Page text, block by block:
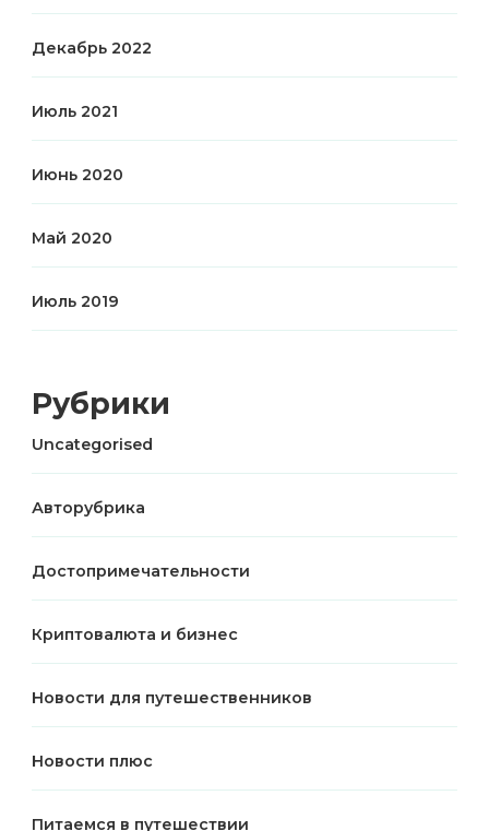
Декабрь 2022
Июль 2021
Июнь 2020
Май 2020
Июль 2019
Рубрики
Uncategorised
Авторубрика
Достопримечательности
Криптовалюта и бизнес
Новости для путешественников
Новости плюс
Питаемся в путешествии